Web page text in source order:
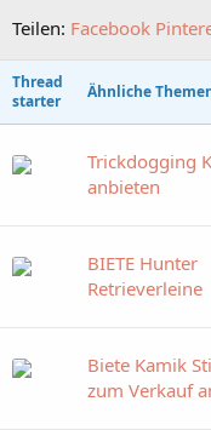
Teilen: Facebook
Thread
starter
Ähnliche
Trickdogging
anbieten
BIETE Hunter
Retrieverleine
Biete Kamik
zum Verkauf